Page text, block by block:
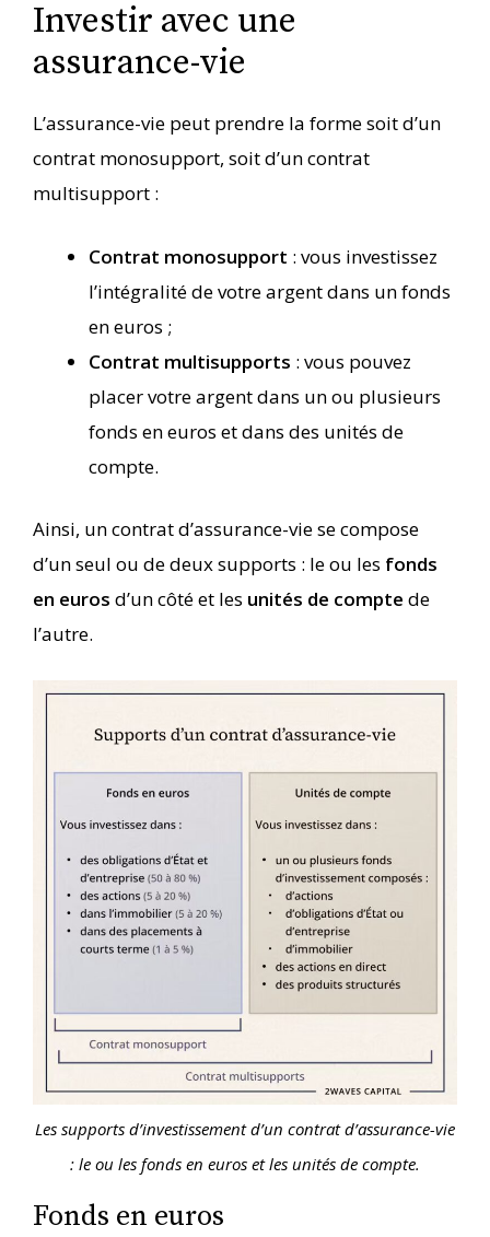
Investir avec une
assurance-vie
L’assurance-vie peut prendre la forme soit d’un
contrat monosupport, soit d’un contrat
multisupport :
Contrat monosupport : vous investissez
l’intégralité de votre argent dans un fonds
en euros ;
Contrat multisupports : vous pouvez
placer votre argent dans un ou plusieurs
fonds en euros et dans des unités de
compte.
Ainsi, un contrat d’assurance-vie se compose
d’un seul ou de deux supports : le ou les fonds
en euros d’un côté et les unités de compte de
l’autre.
Les supports d’investissement d’un contrat d’assurance-vie
: le ou les fonds en euros et les unités de compte.
Fonds en euros